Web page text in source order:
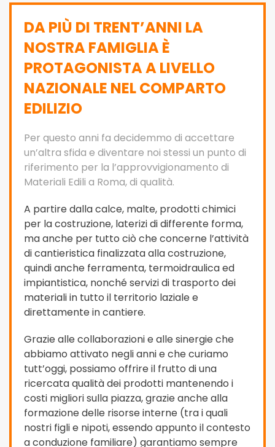
DA PIÙ DI TRENT’ANNI LA
NOSTRA FAMIGLIA È
PROTAGONISTA A LIVELLO
NAZIONALE NEL COMPARTO
EDILIZIO
Per questo anni fa decidemmo di accettare
un’altra sfida e diventare noi stessi un punto di
riferimento per la l’approvvigionamento di
Materiali Edili a Roma, di qualità.
A partire dalla calce, malte, prodotti chimici
per la costruzione, laterizi di differente forma,
ma anche per tutto ciò che concerne l’attività
di cantieristica finalizzata alla costruzione,
quindi anche ferramenta, termoidraulica ed
impiantistica, nonché servizi di trasporto dei
materiali in tutto il territorio laziale e
direttamente in cantiere.
Grazie alle collaborazioni e alle sinergie che
abbiamo attivato negli anni e che curiamo
tutt’oggi, possiamo offrire il frutto di una
ricercata qualità dei prodotti mantenendo i
costi migliori sulla piazza, grazie anche alla
formazione delle risorse interne (tra i quali
nostri figli e nipoti, essendo appunto il contesto
a conduzione familiare) garantiamo sempre